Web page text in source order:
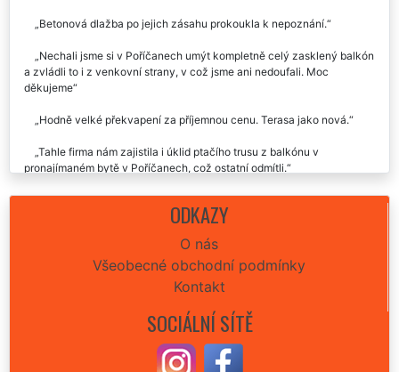
Vyčistili nám kompletně celou 100 metrovou terasu a to ve 3 lidech.
Betonová dlažba po jejich zásahu prokoukla k nepoznání.
a zvládli to i z venkovní strany, v což jsme ani nedoufali. Moc
Hodně velké překvapení za příjemnou cenu. Terasa jako nová.
Tahle firma nám zajistila i úklid ptačího trusu z balkónu v
pronajímaném bytě v Poříčanech, což ostatní odmítli.
ODKAZY
O nás
Všeobecné obchodní podmínky
Kontakt